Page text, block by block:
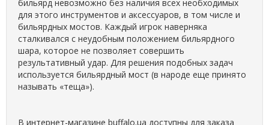
бильярд невозможно без наличия всех необходимых
для этого инструментов и аксессуаров, в том числе и
бильярдных мостов. Каждый игрок наверняка
сталкивался с неудобным положением бильярдного
шара, которое не позволяет совершить
результативный удар. Для решения подобных задач
используется бильярдный мост (в народе еще принято
называть «теща»).
В интернет-магазине buffalo.ua доступны для заказа